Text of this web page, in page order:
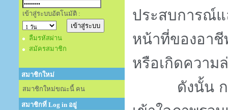
เข้าสู่ระบบอัตโนมัติ :
ลืมรหัสผ่าน
สมัครสมาชิก
สมาชิกใหม่
สมาชิกใหม่ขณะนี้ คน
สมาชิกที่ Log in อยู่
ประสบการณ์แ
หน้าที่ของอาชี
หรือเกิดความ
ดังนั้น การเ